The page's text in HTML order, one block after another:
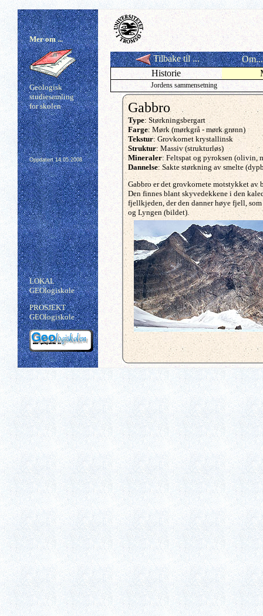
Mer om ...
Geologisk
studiesamling
for skolen
Oppdatert14.05.2008
LOKAL
GEOlogiskole
PROSJEKT
GEOlogiskole
Tilbake til ...
Om...
Historie
Jordens sammensetning
Gabbro
Type: Størkningsbergart
Farge: Mørk (mørkgrå - mørk grønn)
Tekstur: Grovkornet krystallinsk
Struktur: Massiv (strukturløs)
Mineraler: Feltspat og pyroksen (olivin,
Dannelse: Sakte størkning av smelte
Gabbro er det grovkornete motstykket av
Den finnes blant skyvedekkene i den
fjellkjeden, der den danner høye fjell,
og Lyngen(bildet).